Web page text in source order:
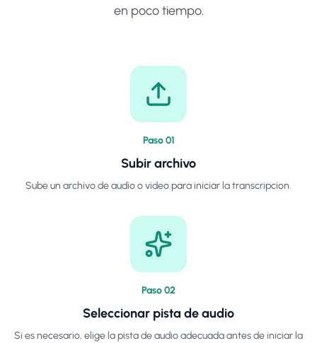
en poco tiempo.
Paso01
Subir archivo
Sube un archivo de audio o video para iniciar la transcripcion.
Paso02
Seleccionar pista de audio
Si es necesario, elige la pista de audio adecuada antes de iniciar la